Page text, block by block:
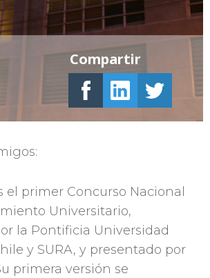
el primer Concurso Nacional
Universitario,
la Pontificia Universidad
y SURA, y presentado por
primera versión se
Compartir